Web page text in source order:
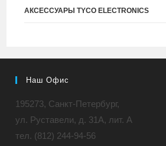
АКСЕССУАРЫ TYCO ELECTRONICS
Наш Офис
195273, Санкт-Петербург,
ул. Руставели, д. 31A, лит. А
тел. (812) 244-94-56